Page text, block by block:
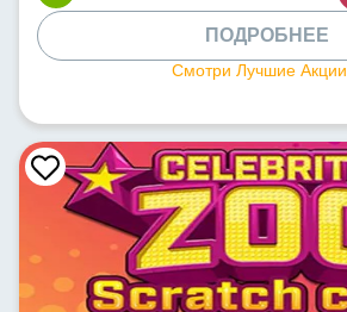
ПОДРОБНЕЕ
Смотри Лучшие Акции